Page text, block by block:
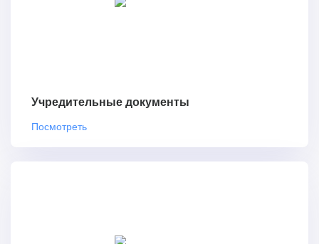
Учредительные документы
Посмотреть